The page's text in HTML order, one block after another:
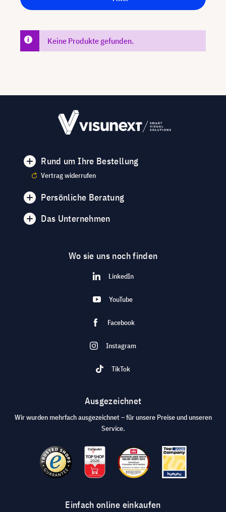
Keine Produkte gefunden.
Rund um Ihre Bestellung
Vertrag widerrufen
Persönliche Beratung
Das Unternehmen
Wo sie uns noch finden
LinkedIn
YouTube
Facebook
Instagram
TikTok
Ausgezeichnet
Wir wurden mehrfach ausgezeichnet – für unsere Preise und unseren
Service.
Einfach online einkaufen